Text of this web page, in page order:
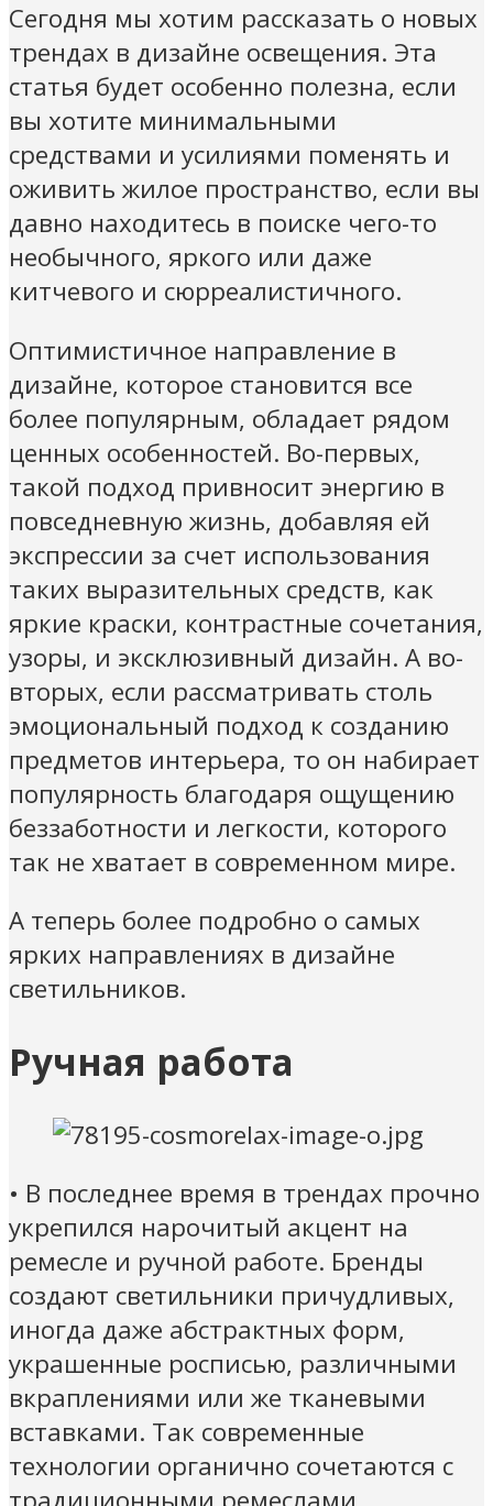
Сегодня мы хотим рассказать о новых
трендах в дизайне освещения. Эта
статья будет особенно полезна, если
вы хотите минимальными
средствами и усилиями поменять и
оживить жилое пространство, если вы
давно находитесь в поиске чего-то
необычного, яркого или даже
китчевого и сюрреалистичного.
Оптимистичное направление в
дизайне, которое становится все
более популярным, обладает рядом
ценных особенностей. Во-первых,
такой подход привносит энергию в
повседневную жизнь, добавляя ей
экспрессии за счет использования
таких выразительных средств, как
яркие краски, контрастные сочетания,
узоры, и эксклюзивный дизайн. А во-
вторых, если рассматривать столь
эмоциональный подход к созданию
предметов интерьера, то он набирает
популярность благодаря ощущению
беззаботности и легкости, которого
так не хватает в современном мире.
А теперь более подробно о самых
ярких направлениях в дизайне
светильников.
Ручная работа
• В последнее время в трендах прочно
укрепился нарочитый акцент на
ремесле и ручной работе. Бренды
создают светильники причудливых,
иногда даже абстрактных форм,
украшенные росписью, различными
вкраплениями или же тканевыми
вставками. Так современные
технологии органично сочетаются с